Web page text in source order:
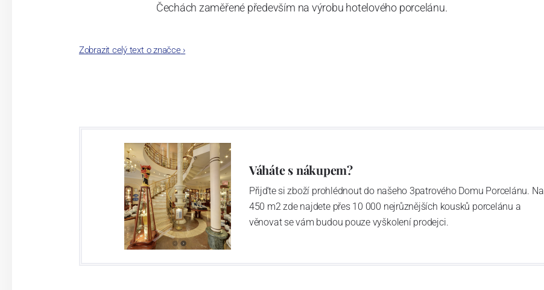
Čechách zaměřené především na výrobu hotelového porcelánu.
Zobrazit celý text o značce›
Váháte s nákupem?
Přijďte si zboží prohlédnout do našeho 3patrového Domu Porcelánu. Na
450 m2 zde najdete přes 10 000 nejrůznějších kousků porcelánu a
věnovat se vám budou pouze vyškolení prodejci.